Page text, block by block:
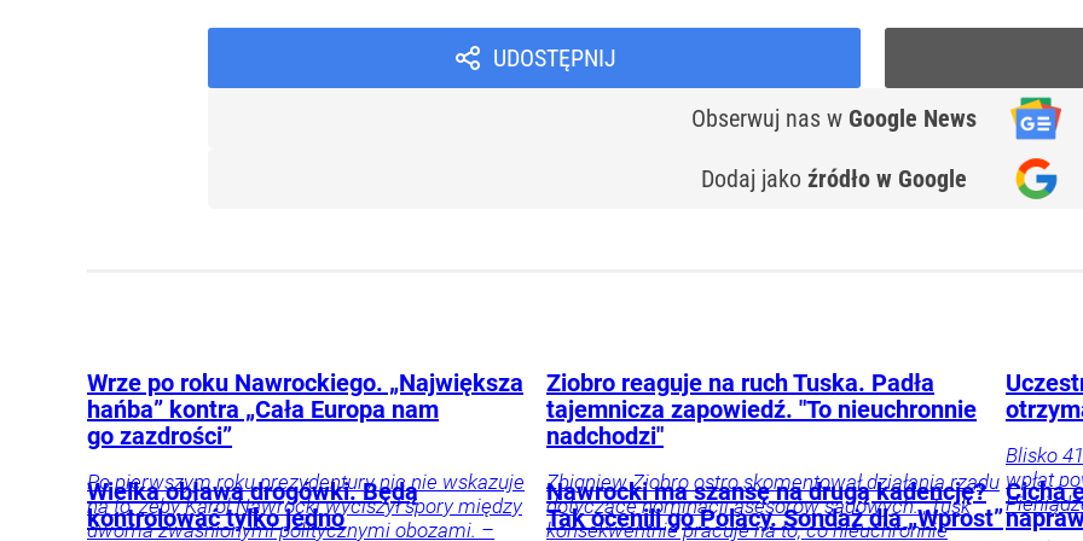
UDOSTĘPNIJ
Obserwuj nas w Google News
Dodaj jako źródło w Google
Wrze po roku Nawrockiego. „Największa
hańba” kontra „Cała Europa nam
go zazdrości”
Po pierwszym roku prezydentury nic nie wskazuje
na to, żeby Karol Nawrocki wyciszył spory między
dwoma zwaśnionymi politycznymi obozami. –
Ziobro reaguje na ruch Tuska. Padła
tajemnicza zapowiedź. "To nieuchronnie
nadchodzi"
Zbigniew Ziobro ostro skomentował działania rządu
dotyczące nominacji asesorów sądowych. „Tusk
konsekwentnie pracuje na to, co nieuchronnie
Blisko
wpłat
Wielka obława drogówki. Będą
kontrolować tylko jedno
Nawrocki ma szansę na drugą kadencję?
Tak ocenili go Polacy. Sondaż dla „Wprost”
Cicha